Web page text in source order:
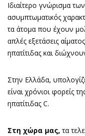
Ιδιαίτερο γνώρισμα
ασυμπτωματικός
τα άτομα που έχουν
απλές εξετάσεις
ηπατίτιδας και
Στην Ελλάδα,
είναι χρόνιοι φορείς
ηπατίτιδας C.
Στη χώρα μας, τα